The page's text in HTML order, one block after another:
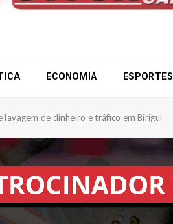
ECONOMIA ESPORTES
lavagem de dinheiro e tráfico em Birigui